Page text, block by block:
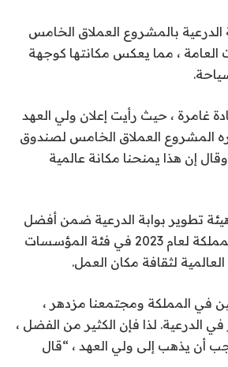
الدرعية بالمشروع العملاق الخامس
العامة ، مما يعكس مكانتها كوجهة
غامرة ، حيث رأيت إعلان ولي العهد
المشروع العملاق الخامس لصندوق
إن هذا يمنحنا مكانة عالمية
تطوير بوابة الدرعية ضمن أفضل
10 أماكن عمل في المملكة لعام 2023 في فئة المؤسسات
العالمية لثقافة مكان العمل.
في المملكة ومجتمعنا مزدهر ،
في الدرعية. لذا فإن الكثير من الفضل ،
أن يذهب إلى ولي العهد ، “قال